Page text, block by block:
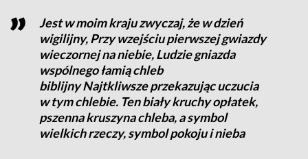
Jest w moim kraju zwyczaj, że w dzień
wigilijny, Przy wzejściu pierwszej gwiazdy
wieczornej na niebie, Ludzie gniazda
wspólnego łamią chleb
biblijny Najtkliwsze przekazując uczucia
w tym chlebie. Ten biały kruchy opłatek,
pszenna kruszyna chleba, a symbol
wielkich rzeczy, symbol pokoju i nieba